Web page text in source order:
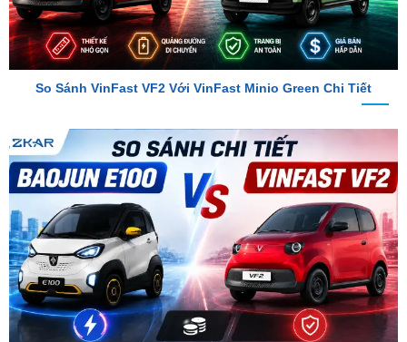
So Sánh VinFast VF2 Với VinFast Minio Green Chi Tiết
So Sánh Chi Tiết Baojun E100 Và VinFast VF2